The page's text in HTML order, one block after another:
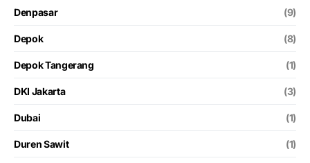
Denpasar (9)
Depok (8)
Depok Tangerang (1)
DKI Jakarta (3)
Dubai (1)
Duren Sawit (1)